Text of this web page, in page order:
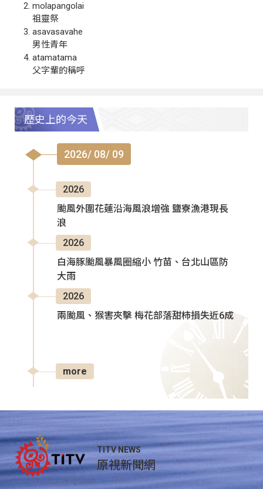
molapangolai
祖靈祭
asavasavahe
男性青年
atamatama
父字輩的稱呼
歷史上的今天
2026/ 08/ 09
2026
颱風外圍花蓮沿海風浪增強 鹽寮漁港現長
浪
2026
白海豚颱風暴風圈縮小 竹苗、台北山區防
大雨
2026
兩颱風、猴害夾擊 梅花部落甜柿損失近6成
more
TITV NEWS
原視新聞網